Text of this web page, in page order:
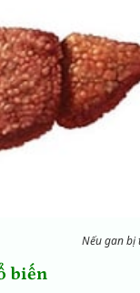
Nếu gan bị
biến